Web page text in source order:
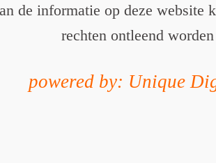
de informatie op deze website
rechten ontleend worden
powered by: Unique